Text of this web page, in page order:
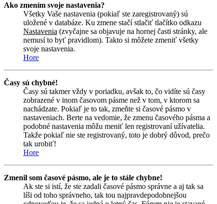
Ako zmením svoje nastavenia?
Všetky Vaše nastavenia (pokiaľ ste zaregistrovaný) sú
uložené v databáze. Ku zmene stačí stlačiť tlačítko odkazu
Nastavenia (zvyčajne sa objavuje na hornej časti stránky, ale
nemusí to byť pravidlom). Takto si môžete zmeniť všetky
svoje nastavenia.
Hore
Časy sú chybné!
Časy sú takmer vždy v poriadku, avšak to, čo vidíte sú časy
zobrazené v inom časovom pásme než v tom, v ktorom sa
nachádzate. Pokiaľ je to tak, zmeňte si časové pásmo v
nastaveniach. Berte na vedomie, že zmenu časového pásma a
podobné nastavenia môžu meniť len registrovaní užívatelia.
Takže pokiaľ nie ste registrovaný, toto je dobrý dôvod, prečo
tak urobiť!
Hore
Zmenil som časové pásmo, ale je to stále chybne!
Ak ste si istí, že ste zadali časové pásmo správne a aj tak sa
líši od toho správneho, tak tou najpravdepodobnejšou